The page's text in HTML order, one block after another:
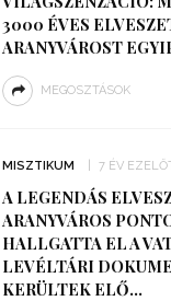
3000 ÉVES
ARANYVÁROST
MEGOSZTÁSOK
MISZTIKUM 7 ÉV
A LEGENDÁS
ARANYVÁROS
HALLGATTA EL A
LEVÉLTÁRI
KERÜLTEK ELŐ…